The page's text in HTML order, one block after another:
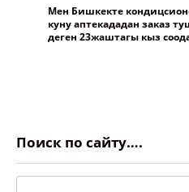
Мен Бишкекте
куну аптекададан заказ
деген 23жаштагы кыз
Поиск по сайту….
Поиск: